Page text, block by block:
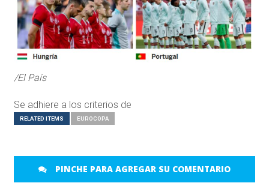
/El País
Se adhiere a los criterios de
RELATED ITEMS EUROCOPA
PINCHE PARA AGREGAR SU COMENTARIO